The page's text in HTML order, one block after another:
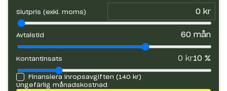
Slutpris (exkl. moms)
Avtalstid 60 mån
Kontantinsats 0 kr10 %
Finansiera inropsavgiften (140 kr)
Ungefärlig månadskostnad